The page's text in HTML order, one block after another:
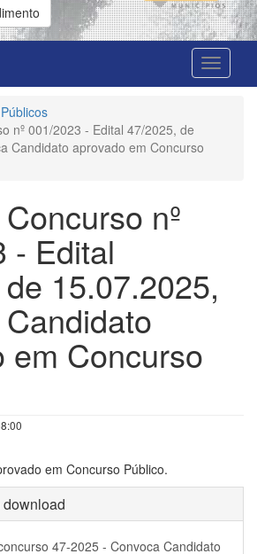
nº 001/2023 - Edital 47/2025, de
Candidato aprovado em Concurso
nº
- Edital
15.07.2025,
em Concurso
em Concurso Público.
47-2025 - Convoca Candidato